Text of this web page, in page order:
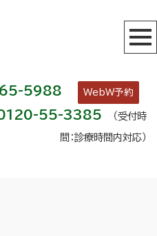
5988 WebW予約
55-3385 （受付時
間：診療時間内対応）